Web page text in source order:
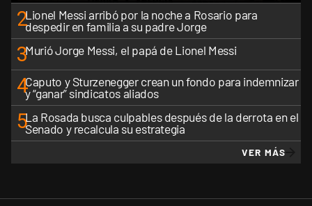
2Lionel Messi arribó por la noche a Rosario para
despedir en familia a su padre Jorge
3Murió Jorge Messi, el papá de Lionel Messi
4Caputo y Sturzenegger crean un fondo para indemnizar
y “ganar” sindicatos aliados
5La Rosada busca culpables después de la derrota en el
Senado y recalcula su estrategia
VER MÁS